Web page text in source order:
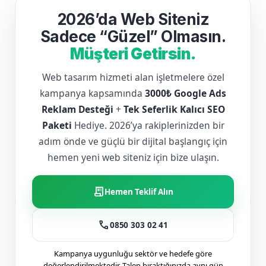
2026’da Web Siteniz
Sadece “Güzel” Olmasın.
Müşteri Getirsin.
Web tasarım hizmeti alan işletmelere özel
kampanya kapsamında 3000₺ Google Ads
Reklam Desteği + Tek Seferlik Kalıcı SEO
Paketi Hediye. 2026’ya rakiplerinizden bir
adım önde ve güçlü bir dijital başlangıç için
hemen yeni web siteniz için bize ulaşın.
receipt_longHemen Teklif Alın
call0850 303 02 41
Kampanya uygunluğu sektör ve hedefe göre